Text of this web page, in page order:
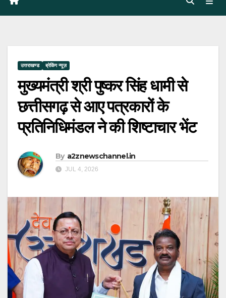
उत्तराखण्ड ब्रेकिंग न्यूज़
मुख्यमंत्री श्री पुष्कर सिंह धामी से
छत्तीसगढ़ से आए पत्रकारों के
प्रतिनिधिमंडल ने की शिष्टाचार भेंट
By a2znewschannel.in
JUL 4, 2026